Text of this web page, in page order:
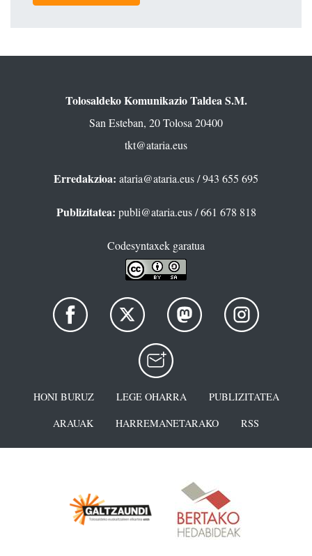
Tolosaldeko Komunikazio Taldea S.M.
San Esteban, 20 Tolosa 20400
tkt@ataria.eus
Erredakzioa: ataria@ataria.eus/ 943 655 695
Publizitatea: publi@ataria.eus/ 661 678 818
Codesyntaxek garatua
HONI BURUZ LEGE OHARRA
PUBLIZITATEA
ARAUAK
HARREMANETARAKO RSS